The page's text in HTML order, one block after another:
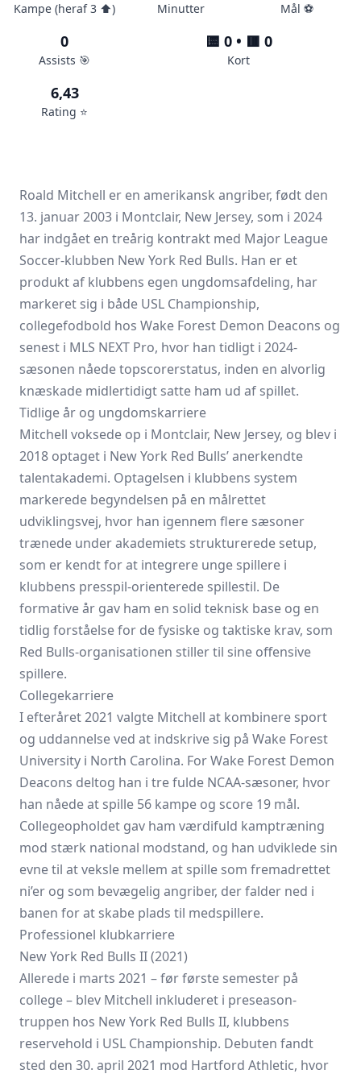
Kampe (heraf 3 ⬆️) Minutter Mål ⚽️
0
Assists 🎯
🟨 0 • 🟥 0
Kort
6,43
Rating ⭐️
Roald Mitchell er en amerikansk angriber, født den
13. januar 2003 i Montclair, New Jersey, som i 2024
har indgået en treårig kontrakt med Major League
Soccer-klubben New York Red Bulls. Han er et
produkt af klubbens egen ungdomsafdeling, har
markeret sig i både USL Championship,
collegefodbold hos Wake Forest Demon Deacons og
senest i MLS NEXT Pro, hvor han tidligt i 2024-
sæsonen nåede topscorerstatus, inden en alvorlig
knæskade midlertidigt satte ham ud af spillet.
Tidlige år og ungdomskarriere
Mitchell voksede op i Montclair, New Jersey, og blev i
2018 optaget i New York Red Bulls’ anerkendte
talentakademi. Optagelsen i klubbens system
markerede begyndelsen på en målrettet
udviklingsvej, hvor han igennem flere sæsoner
trænede under akademiets strukturerede setup,
som er kendt for at integrere unge spillere i
klubbens presspil-orienterede spillestil. De
formative år gav ham en solid teknisk base og en
tidlig forståelse for de fysiske og taktiske krav, som
Red Bulls-organisationen stiller til sine offensive
spillere.
Collegekarriere
I efteråret 2021 valgte Mitchell at kombinere sport
og uddannelse ved at indskrive sig på Wake Forest
University i North Carolina. For Wake Forest Demon
Deacons deltog han i tre fulde NCAA-sæsoner, hvor
han nåede at spille 56 kampe og score 19 mål.
Collegeopholdet gav ham værdifuld kamptræning
mod stærk national modstand, og han udviklede sin
evne til at veksle mellem at spille som fremadrettet
ni’er og som bevægelig angriber, der falder ned i
banen for at skabe plads til medspillere.
Professionel klubkarriere
New York Red Bulls II (2021)
Allerede i marts 2021 – før første semester på
college – blev Mitchell inkluderet i preseason-
truppen hos New York Red Bulls II, klubbens
reservehold i USL Championship. Debuten fandt
sted den 30. april 2021 mod Hartford Athletic, hvor